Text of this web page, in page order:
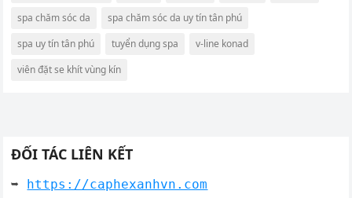
spa chăm sóc da
spa chăm sóc da uy tín tân phú
spa uy tín tân phú
tuyển dụng spa
v-line konad
viên đặt se khít vùng kín
ĐỐI TÁC LIÊN KẾT
➥ https://caphexanhvn.com